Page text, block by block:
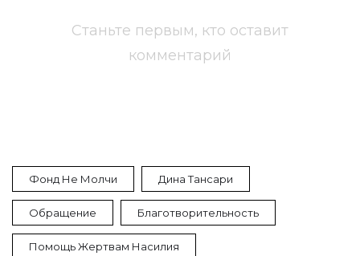
Станьте первым, кто оставит
комментарий
Фонд Не Молчи Дина Тансари
Обращение Благотворительность
Помощь Жертвам Насилия